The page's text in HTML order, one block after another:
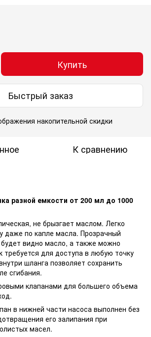
Купить
Быстрый заказ
накопительной скидки
К сравнению
разной емкости от 200 мл до 1000
не брызгает маслом. Легко
даже по капле масла. Прозрачный
видно масло, а также можно
требуется для доступа в любую точку
шланга позволяет сохранить
сгибания.
клапанами для большего объема
в нижней части насоса выполнен без
его залипания при
масел.